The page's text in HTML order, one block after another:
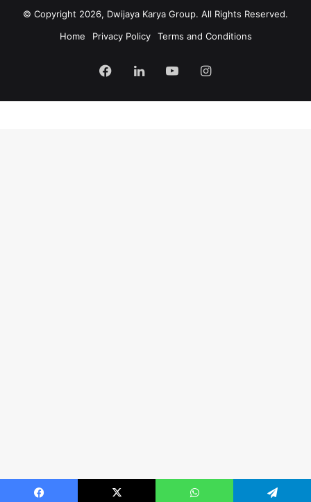
© Copyright 2026, Dwijaya Karya Group. All Rights Reserved.
Home
Privacy Policy Terms and Conditions